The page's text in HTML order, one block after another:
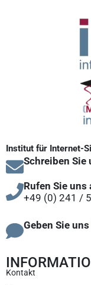
Institut für Internet-
Schreiben Sie
Rufen Sie uns
+49 (0) 241 /
Geben Sie
Kontakt